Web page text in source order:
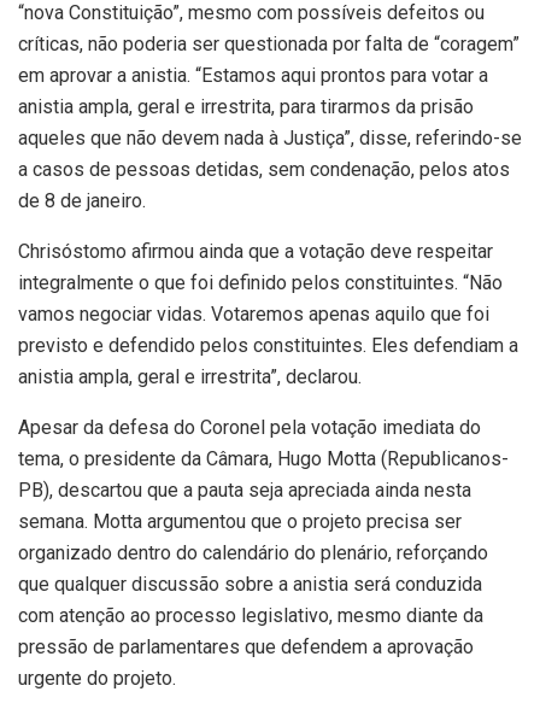
“nova Constituição”, mesmo com possíveis defeitos ou
críticas, não poderia ser questionada por falta de “coragem”
em aprovar a anistia. “Estamos aqui prontos para votar a
anistia ampla, geral e irrestrita, para tirarmos da prisão
aqueles que não devem nada à Justiça”, disse, referindo-se
a casos de pessoas detidas, sem condenação, pelos atos
de 8 de janeiro.
Chrisóstomo afirmou ainda que a votação deve respeitar
integralmente o que foi definido pelos constituintes. “Não
vamos negociar vidas. Votaremos apenas aquilo que foi
previsto e defendido pelos constituintes. Eles defendiam a
anistia ampla, geral e irrestrita”, declarou.
Apesar da defesa do Coronel pela votação imediata do
tema, o presidente da Câmara, Hugo Motta (Republicanos-
PB), descartou que a pauta seja apreciada ainda nesta
semana. Motta argumentou que o projeto precisa ser
organizado dentro do calendário do plenário, reforçando
que qualquer discussão sobre a anistia será conduzida
com atenção ao processo legislativo, mesmo diante da
pressão de parlamentares que defendem a aprovação
urgente do projeto.